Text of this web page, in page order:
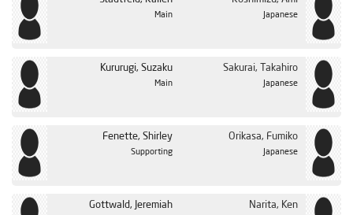
Main Japanese
Kururugi, Suzaku
Main
Sakurai, Takahiro
Japanese
Fenette, Shirley
Supporting
Orikasa, Fumiko
Japanese
Gottwald, Jeremiah Narita, Ken